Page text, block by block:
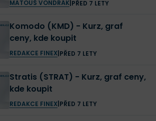
MATOUŠ VONDRÁK| PŘED 7 LETY
Komodo (KMD) - Kurz, graf
ceny, kde koupit
REDAKCE FINEX| PŘED 7 LETY
Stratis (STRAT) - Kurz, graf ceny,
kde koupit
REDAKCE FINEX| PŘED 7 LETY